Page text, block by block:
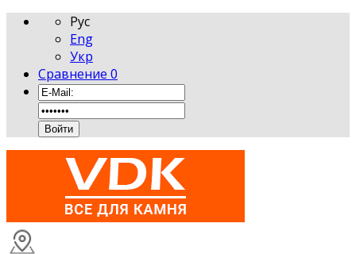
Рус
Eng
Укр
Сравнение 0